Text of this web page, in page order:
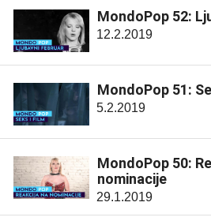
MondoPop 52:
12.2.2019
MondoPop 51:
5.2.2019
MondoPop 50:
nominacije
29.1.2019